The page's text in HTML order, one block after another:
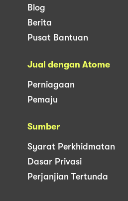
Blog
Berita
Pusat Bantuan
Jual dengan Atome
Perniagaan
Pemaju
Sumber
Syarat Perkhidmatan
Dasar Privasi
Perjanjian Tertunda